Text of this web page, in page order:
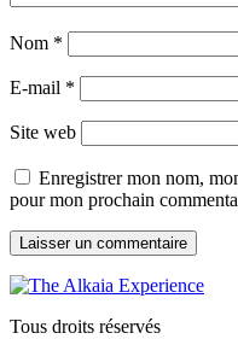
Nom *
E-mail *
Site web
Enregistrer mon nom,
pour mon prochain
Tous droits réservés